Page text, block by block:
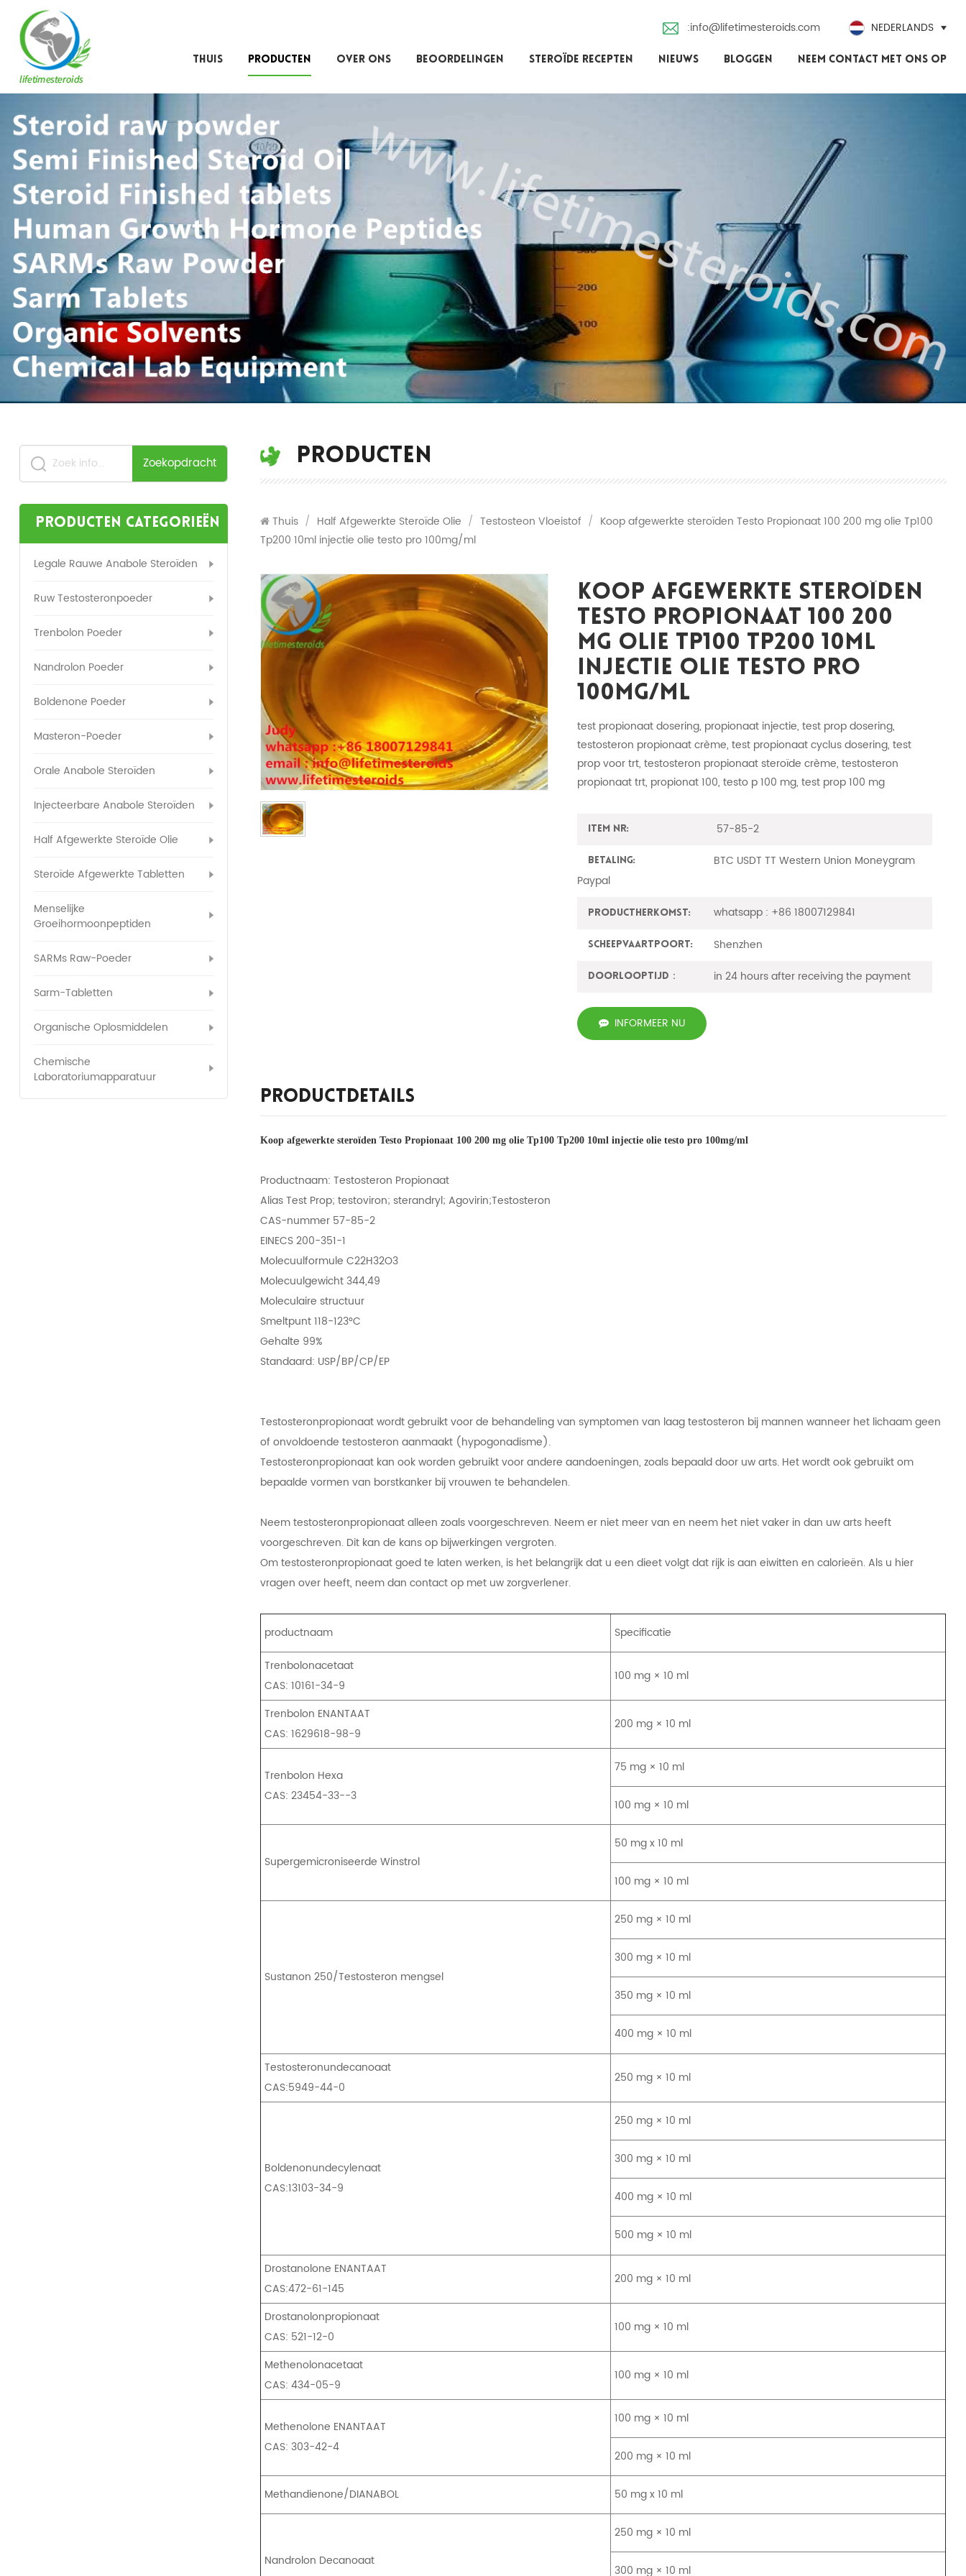
:info@lifetimesteroids.com NEDERLANDS
THUIS PRODUCTEN OVER ONS BEOORDELINGEN STEROÏDE RECEPTEN NIEUWS BLOGGEN NEEM CONTACT MET ONS OP
Zoekopdracht
Producten categorieën
Legale Rauwe Anabole Steroïden
Ruw Testosteronpoeder
Trenbolon Poeder
Nandrolon Poeder
Boldenone Poeder
Masteron-Poeder
Orale Anabole Steroïden
Injecteerbare Anabole Steroïden
Half Afgewerkte Steroïde Olie
Steroïde Afgewerkte Tabletten
Menselijke
Groeihormoonpeptiden
SARMs Raw-Poeder
Sarm-Tabletten
Organische Oplosmiddelen
Chemische
Laboratoriumapparatuur
PRODUCTEN
Thuis / Half Afgewerkte Steroïde Olie / Testosteon Vloeistof / Koop afgewerkte steroïden Testo Propionaat 100 200 mg olie Tp100
Tp200 10ml injectie olie testo pro 100mg/ml
Koop Afgewerkte Steroïden
Testo Propionaat 100 200
Mg Olie Tp100 Tp200 10ml
Injectie Olie Testo Pro
100mg/ml
test propionaat dosering, propionaat injectie, test prop dosering,
testosteron propionaat crème, test propionaat cyclus dosering, test
prop voor trt, testosteron propionaat steroïde crème, testosteron
propionaat trt, propionat 100, testo p 100 mg, test prop 100 mg
Item nr: 57-85-2
Betaling:
BTC USDT TT Western Union Moneygram
Paypal
ProductHerkomst: whatsapp : +86 18007129841
Scheepvaartpoort: Shenzhen
Doorlooptijd： in 24 hours after receiving the payment
INFORMEER NU
Productdetails
Koop afgewerkte steroïden Testo Propionaat 100 200 mg olie Tp100 Tp200 10ml injectie olie testo pro 100mg/ml
Productnaam: Testosteron Propionaat
Alias ​​Test Prop; testoviron; sterandryl; Agovirin;Testosteron
CAS-nummer 57-85-2
EINECS 200-351-1
Molecuulformule C22H32O3
Molecuulgewicht 344,49
Moleculaire structuur
Smeltpunt 118-123°C
Gehalte 99%
Standaard: USP/BP/CP/EP
Testosteronpropionaat wordt gebruikt voor de behandeling van symptomen van laag testosteron bij mannen wanneer het lichaam geen
of onvoldoende testosteron aanmaakt (hypogonadisme).
Testosteronpropionaat kan ook worden gebruikt voor andere aandoeningen, zoals bepaald door uw arts. Het wordt ook gebruikt om
bepaalde vormen van borstkanker bij vrouwen te behandelen.
Neem testosteronpropionaat alleen zoals voorgeschreven. Neem er niet meer van en neem het niet vaker in dan uw arts heeft
voorgeschreven. Dit kan de kans op bijwerkingen vergroten.
Om testosteronpropionaat goed te laten werken, is het belangrijk dat u een dieet volgt dat rijk is aan eiwitten en calorieën. Als u hier
vragen over heeft, neem dan contact op met uw zorgverlener.
productnaam
Specificatie
Trenbolonacetaat
CAS: 10161-34-9
100 mg × 10 ml
Trenbolon ENANTAAT
CAS: 1629618-98-9
200 mg × 10 ml
Trenbolon Hexa
CAS: 23454-33--3
75 mg × 10 ml
100 mg × 10 ml
Supergemicroniseerde Winstrol
50 mg x 10 ml
100 mg × 10 ml
Sustanon 250/Testosteron mengsel
250 mg × 10 ml
300 mg × 10 ml
350 mg × 10 ml
400 mg × 10 ml
Testosteronundecanoaat
CAS:5949-44-0
250 mg × 10 ml
Boldenonundecylenaat
CAS:13103-34-9
250 mg × 10 ml
300 mg × 10 ml
400 mg × 10 ml
500 mg × 10 ml
Drostanolone ENANTAAT
CAS:472-61-145
200 mg × 10 ml
Drostanolonpropionaat
CAS: 521-12-0
100 mg × 10 ml
Methenolonacetaat
CAS: 434-05-9
100 mg × 10 ml
Methenolone ENANTAAT
CAS: 303-42-4
100 mg × 10 ml
200 mg × 10 ml
Methandienone/DIANABOL 50 mg x 10 ml
Nandrolon Decanoaat
250 mg × 10 ml
300 mg × 10 ml